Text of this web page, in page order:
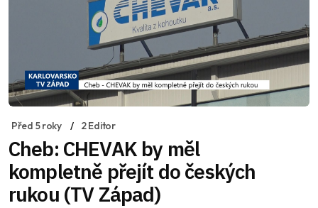
Před 5 roky 2 Editor
Cheb: CHEVAK by měl
kompletně přejít do českých
rukou (TV Západ)